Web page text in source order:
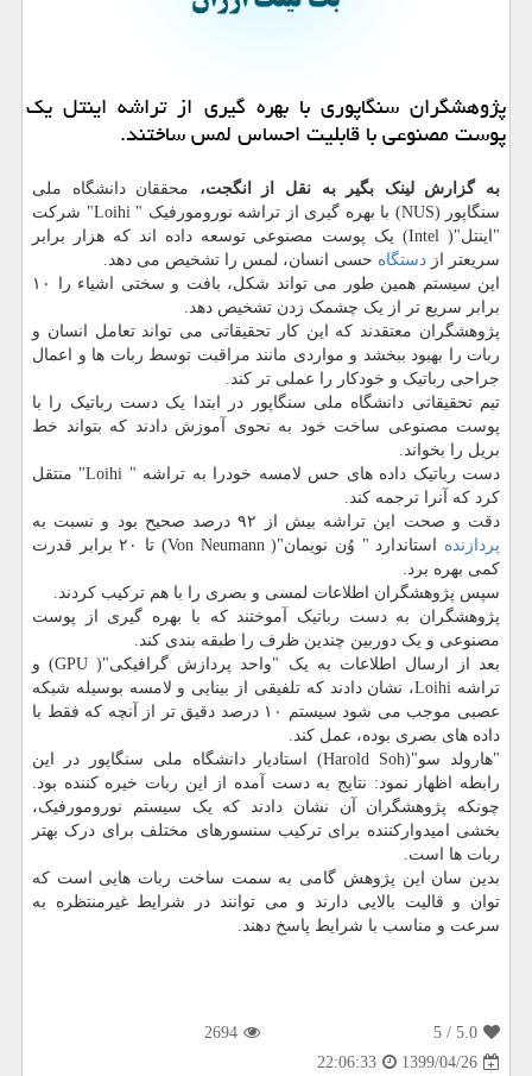
پژوهشگران سنگاپوری با بهره گیری از تراشه اینتل یك
پوست مصنوعی با قابلیت احساس لمس ساختند.
به گزارش لینک بگیر به نقل از انگجت، محققان دانشگاه ملی
سنگاپور (NUS) با بهره گیری از تراشه نورومورفیک " Loihi" شرکت
"اینتل"( Intel) یک پوست مصنوعی توسعه داده اند که هزار برابر
سریعتر از دستگاه حسی انسان، لمس را تشخیص می دهد.
این سیستم همین طور می تواند شکل، بافت و سختی اشیاء را ۱۰
برابر سریع تر از یک چشمک زدن تشخیص دهد.
پژوهشگران معتقدند که این کار تحقیقاتی می تواند تعامل انسان و
ربات را بهبود ببخشد و مواردی مانند مراقبت توسط ربات ها و اعمال
جراحی رباتیک و خودکار را عملی تر کند.
تیم تحقیقاتی دانشگاه ملی سنگاپور در ابتدا یک دست رباتیک را با
پوست مصنوعی ساخت خود به نحوی آموزش دادند که بتواند خط
بریل را بخواند.
دست رباتیک داده های حس لامسه خودرا به تراشه " Loihi" منتقل
کرد که آنرا ترجمه کند.
دقت و صحت این تراشه بیش از ۹۲ درصد صحیح بود و نسبت به
پردازنده
استاندارد " وُن نویمان"( Von Neumann) تا ۲۰ برابر قدرت
کمی بهره برد.
سپس پژوهشگران اطلاعات لمسی و بصری را با هم ترکیب کردند.
پژوهشگران به دست رباتیک آموختند که با بهره گیری از پوست
مصنوعی و یک دوربین چندین ظرف را طبقه بندی کند.
بعد از ارسال اطلاعات به یک "واحد پردازش گرافیکی"( GPU) و
تراشه Loihi، نشان دادند که تلفیقی از بینایی و لامسه بوسیله شبکه
عصبی موجب می شود سیستم ۱۰ درصد دقیق تر از آنچه که فقط با
داده های بصری بوده، عمل کند.
"هارولد سو"(Harold Soh) استادیار دانشگاه ملی سنگاپور در این
رابطه اظهار نمود: نتایج به دست آمده از این ربات خیره کننده بود.
چونکه پژوهشگران آن نشان دادند که یک سیستم نورومورفیک،
بخشی امیدوارکننده برای ترکیب سنسورهای مختلف برای درک بهتر
ربات ها است.
بدین سان این پژوهش گامی به سمت ساخت ربات هایی است که
توان و قالیت بالایی دارند و می توانند در شرایط غیرمنتظره به
سرعت و مناسب با شرایط پاسخ دهند.
5.0
/ 5
2694
1399/04/26
22:06:33